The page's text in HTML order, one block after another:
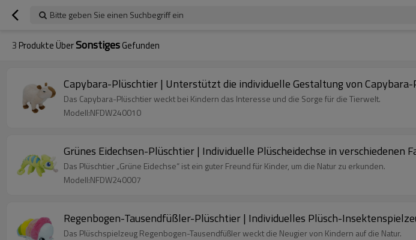
Bitte geben Sie einen Suchbegriff ein
3 Produkte ÜberSonstigesGefunden
Capybara-Plüschtier | Unterstützt die individuelle Gestaltung von
Das Capybara-Plüschtier weckt bei Kindern das Interesse und die Sorge für die Tierwelt.
Modell:NFDW240010
Grünes Eidechsen-Plüschtier | Individuelle Plüscheidechse in verschiedenen
Das Plüschtier „Grüne Eidechse“ ist ein guter Freund für Kinder, um die Natur zu erkunden.
Modell:NFDW240007
Regenbogen-Tausendfüßler-Plüschtier | Individuelles Plüsch-
Das Plüschspielzeug Regenbogen-Tausendfüßler weckt die Neugier von Kindern auf die Natur.